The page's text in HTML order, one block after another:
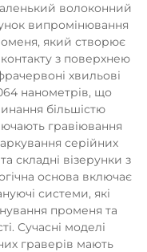
волоконний
випромінювання
який створює
з поверхнею
хвильові
нанометрів, що
більшістю
гравіювання
серійних
складні візерунки з
основа включає
системи, які
променя та
Сучасні моделі
граверів мають